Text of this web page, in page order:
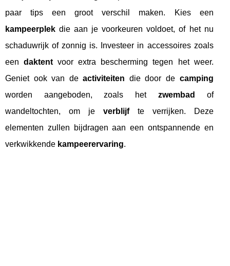
paar tips een groot verschil maken. Kies een
kampeerplek die aan je voorkeuren voldoet, of het nu
schaduwrijk of zonnig is. Investeer in accessoires zoals
eendaktent voor extra bescherming tegen het weer.
Geniet ook van deactiviteiten die door de camping
worden aangeboden, zoals het zwembad
of
wandeltochten, om je verblijfte verrijken. Deze
elementen zullen bijdragen aan een ontspannende en
verkwikkende kampeerervaring.